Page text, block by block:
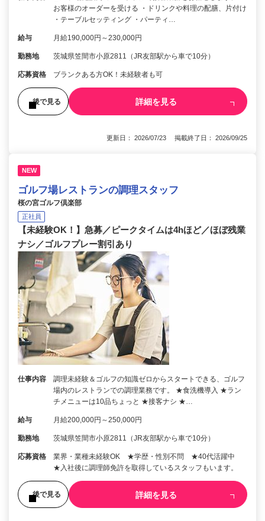
お客様のオーダーを受ける ・ドリンクや料理の配膳、片付け
・テーブルセッティング ・パーティ…
給与 月給190,000円～230,000円
勤務地 茨城県笠間市小原2811（JR友部駅から車で10分）
応募資格 ブランクある方OK！未経験者も可
後で見る 詳細を見る
更新日： 2026/07/23 掲載終了日： 2026/09/25
NEW
ゴルフ場レストランの調理スタッフ
桜の宮ゴルフ倶楽部
正社員
【未経験OK！】急募／ピークタイムは4hほど／ほぼ残業
ナシ／ゴルフプレー割引あり
仕事内容
調理未経験＆ゴルフの知識ゼロからスタートできる、ゴルフ
場内のレストランでの調理業務です。 ★食洗機導入 ★ラン
チメニューは10品ちょっと ★接客ナシ ★…
給与 月給200,000円～250,000円
勤務地 茨城県笠間市小原2811（JR友部駅から車で10分）
応募資格
業界・業種未経験OK ★学歴・性別不問 ★40代活躍中
★入社後に調理師免許を取得しているスタッフもいます。
後で見る 詳細を見る